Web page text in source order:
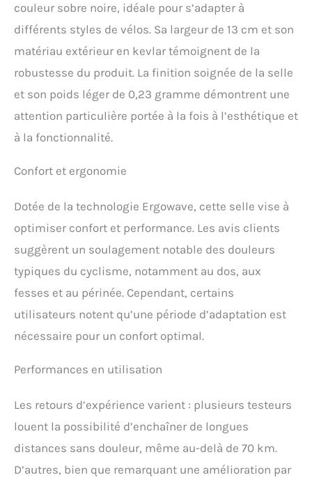
sensibles. TAILLES : La
selle de VTT est disponible
s'adapte ainsi avec
précision à l'écartement
chaque cycliste,
notamment sur les
est conçue pour vous
permettre d'aller plus loin
et plus vite.
couleur sobre noire, idéale pour s’adapter à
différents styles de vélos. Sa largeur de 13 cm et son
matériau extérieur en kevlar témoignent de la
robustesse du produit. La finition soignée de la selle
et son poids léger de 0,23 gramme démontrent une
attention particulière portée à la fois à l’esthétique et
à la fonctionnalité.
Confort et ergonomie
Dotée de la technologie Ergowave, cette selle vise à
optimiser confort et performance. Les avis clients
suggèrent un soulagement notable des douleurs
typiques du cyclisme, notamment au dos, aux
fesses et au périnée. Cependant, certains
utilisateurs notent qu’une période d’adaptation est
nécessaire pour un confort optimal.
Performances en utilisation
Les retours d’expérience varient : plusieurs testeurs
louent la possibilité d’enchaîner de longues
distances sans douleur, même au-delà de 70 km.
D’autres, bien que remarquant une amélioration par